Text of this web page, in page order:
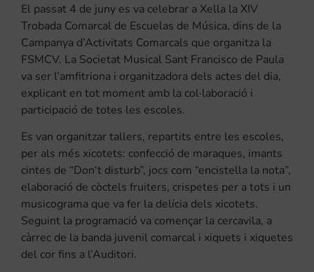
El passat 4 de juny es va celebrar a Xella la XIV
Trobada Comarcal de Escuelas de Música, dins de la
Campanya d’Activitats Comarcals que organitza la
FSMCV. La Societat Musical Sant Francisco de Paula
va ser l’amfitriona i organitzadora dels actes del dia,
explicant en tot moment amb la col·laboració i
participació de totes les escoles.
Es van organitzar tallers, repartits entre les escoles,
per als més xicotets: confecció de maraques, imants
cintes de “Don‘t disturb”, jocs com “encistella la nota”,
elaboració de còctels fruiters, crispetes per a tots i un
musicograma que va fer la delícia dels xicotets.
Seguint la programació va començar la cercavila, a
càrrec de la banda juvenil comarcal i xiquets i xiquetes
del cor fins a l’Auditori.